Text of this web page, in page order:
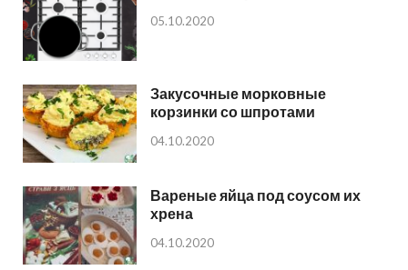
05.10.2020
Закусочные морковные
корзинки со шпротами
04.10.2020
Вареные яйца под соусом их
хрена
04.10.2020